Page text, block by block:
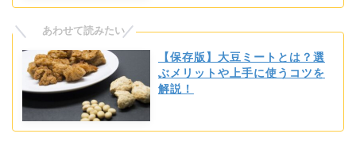
【保存版】大豆ミートとは？選
ぶメリットや上手に使うコツを
解説！